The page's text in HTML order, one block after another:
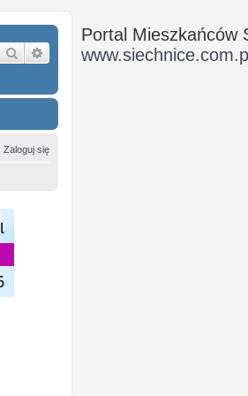
Szukaj Wyszukiwanie zaawansowane
Zaloguj się
Portal Mieszkańców
www.siechnice.com.pl